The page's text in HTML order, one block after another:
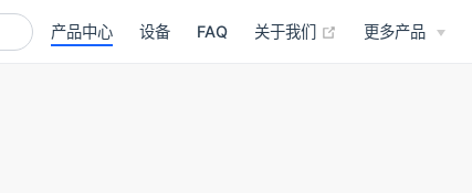
产品中心 设备 FAQ 关于我们 (opens new
更多产品